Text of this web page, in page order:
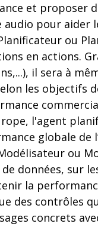
et proposer
audio pour aider
ou
en actions.
il sera à
les objectifs
l'agent
globale de
ou
données, sur
la
des contrôles
concrets